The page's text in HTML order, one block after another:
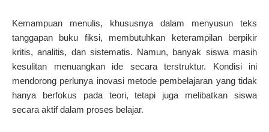
Kemampuan menulis, khususnya dalam menyusun teks
tanggapan buku fiksi, membutuhkan keterampilan berpikir
kritis, analitis, dan sistematis. Namun, banyak siswa masih
kesulitan menuangkan ide secara terstruktur. Kondisi ini
mendorong perlunya inovasi metode pembelajaran yang tidak
hanya berfokus pada teori, tetapi juga melibatkan siswa
secara aktif dalam proses belajar.